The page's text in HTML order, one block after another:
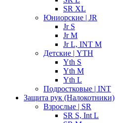
SR XL
Юниорские | JR
Jr S
Jr M
Jr L, INT M
Детские | YTH
Yth S
Yth M
Yth L
Подростковые | INT
Защита рук (Налокотники)
Взрослые | SR
SR S, Int L